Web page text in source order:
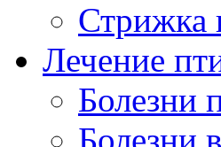
Стрижка
Лечение
Болезни